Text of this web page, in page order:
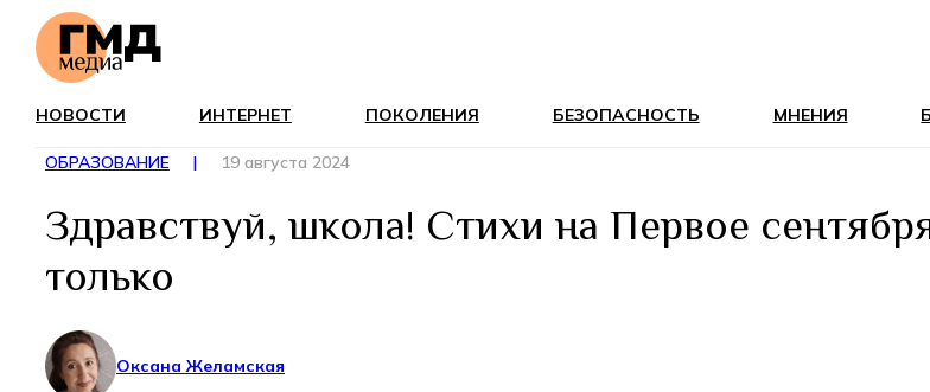
НОВОСТИ ИНТЕРНЕТ ПОКОЛЕНИЯ БЕЗОПАСНОСТЬ МНЕНИЯ
ОБРАЗОВАНИЕ | 19 августа 2024
Здравствуй, школа! Стихи на Первое
только
Оксана Желамская